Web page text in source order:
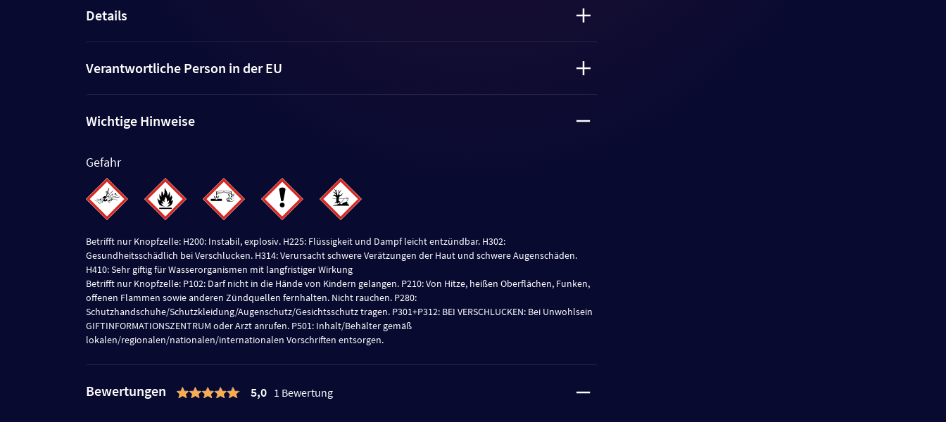
Details
Verantwortliche Person in der EU
Wichtige Hinweise
Gefahr
Betrifft nur Knopfzelle: H200: Instabil, explosiv. H225: Flüssigkeit und Dampf leicht entzündbar. H302:
Gesundheitsschädlich bei Verschlucken. H314: Verursacht schwere Verätzungen der Haut und schwere Augenschäden.
H410: Sehr giftig für Wasserorganismen mit langfristiger Wirkung
Betrifft nur Knopfzelle: P102: Darf nicht in die Hände von Kindern gelangen. P210: Von Hitze, heißen Oberflächen, Funken,
offenen Flammen sowie anderen Zündquellen fernhalten. Nicht rauchen. P280:
Schutzhandschuhe/Schutzkleidung/Augenschutz/Gesichtsschutz tragen. P301+P312: BEI VERSCHLUCKEN: Bei Unwohlsein
GIFTINFORMATIONSZENTRUM oder Arzt anrufen. P501: Inhalt/Behälter gemäß
lokalen/regionalen/nationalen/internationalen Vorschriften entsorgen.
Bewertungen 5,0 1 Bewertung